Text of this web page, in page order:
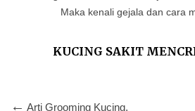
KUCING SAKIT
Arti Grooming Kucing,